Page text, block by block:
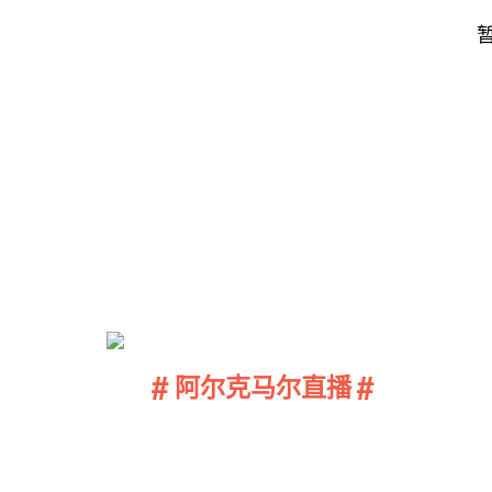
# 阿尔克马尔直播#